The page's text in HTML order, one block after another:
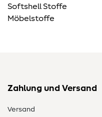
Softshell Stoffe
Möbelstoffe
Zahlung und Versand
Versand